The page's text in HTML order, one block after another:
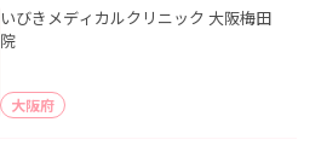
いびきメディカルクリニック 大阪梅田
院
大阪府